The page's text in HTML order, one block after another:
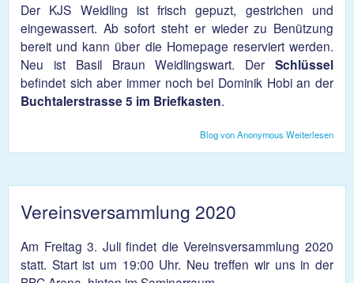
Der KJS Weidling ist frisch gepuzt, gestrichen und
eingewassert. Ab sofort steht er wieder zu Benützung
bereit und kann über die Homepage reserviert werden.
Neu ist Basil Braun Weidlingswart. Der Schlüssel
befindet sich aber immer noch bei Dominik Hobi an der
Buchtalerstrasse 5 im Briefkasten.
Weiterlesen
Blog von Anonymous
Vereinsversammlung 2020
Am Freitag 3. Juli findet die Vereinsversammlung 2020
statt. Start ist um 19:00 Uhr. Neu treffen wir uns in der